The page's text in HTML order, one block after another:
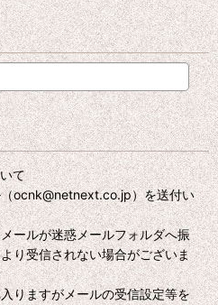
て
ocnk@netnext.co.jp）を送付い
ールが迷惑メールフォルダへ振
り受信されない場合がございま
りますがメールの受信設定等を